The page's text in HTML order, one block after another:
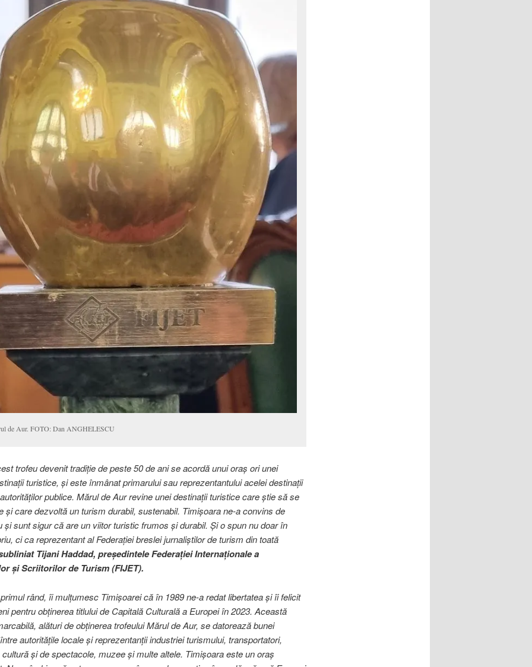
de Aur. FOTO: Dan ANGHELESCU
devenit tradiție de peste 50 de ani se acordă unui oraș ori unei
turistice, și este înmânat primarului sau reprezentantului acelei destinații
publice. Mărul de Aur revine unei destinații turistice care știe să se
și care dezvoltă un turism durabil, sustenabil. Timișoara ne-a convins de
și sunt sigur că are un viitor turistic frumos și durabil. Și o spun nu doar în
ci ca reprezentant al Federației breslei jurnaliștilor de turism din toată
Tijani Haddad, președintele Federației Internaționale a
și Scriitorilor de Turism (FIJET).
rând, îi mulțumesc Timișoarei că în 1989 ne-a redat libertatea și îi felicit
pentru obținerea titlului de Capitală Culturală a Europei în 2023. Această
alături de obținerea trofeului Mărul de Aur, se datorează bunei
autoritățile locale și reprezentanții industriei turismului, transportatori,
cultură și de spectacole, muzee și multe altele. Timișoara este un oraș